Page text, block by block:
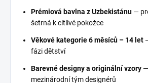
Prémiová bavlna z Uzbekistánu —
šetrná k citlivé pokožce
Věkové kategorie 6 měsíců – 14 let
fázi dětství
Barevné designy a originální vzory
mezinárodní tým designérů